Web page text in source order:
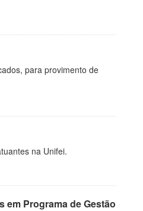
para provimento de
na Unifei.
em Programa de Gestão